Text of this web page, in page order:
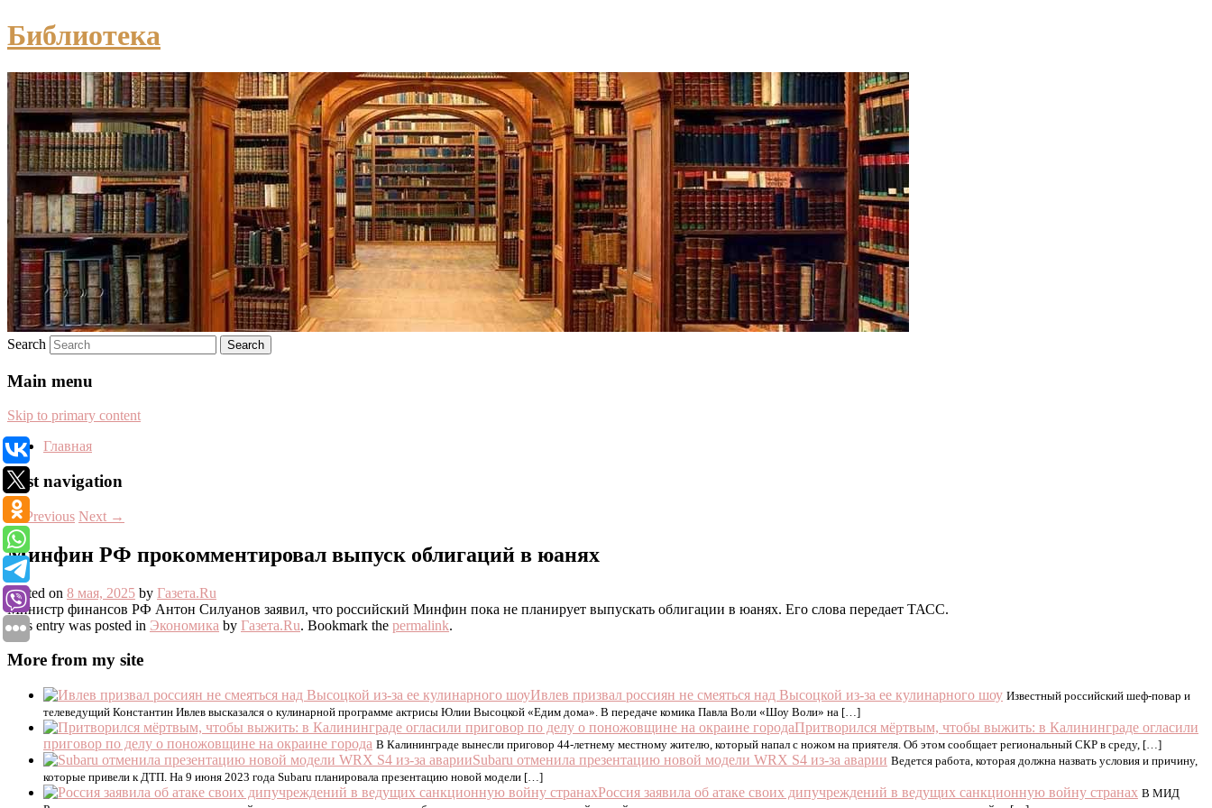
Библиотека
Search
Main menu
Skip to primary content
Главная
Post navigation
←Previous Next →
Минфин РФ прокомментировал выпуск облигаций в юанях
Posted on 8 мая, 2025 by Газета.Ru
Министр финансов РФ Антон Силуанов заявил, что российский Минфин пока не планирует выпускать облигации в юанях. Его слова передает ТАСС.
This entry was posted in Экономика by Газета.Ru. Bookmark the permalink.
More from my site
Ивлев призвал россиян не смеяться над Высоцкой из-за ее кулинарного шоу Известный российский шеф-повар и
телеведущий Константин Ивлев высказался о кулинарной программе актрисы Юлии Высоцкой «Едим дома». В передаче комика Павла Воли «Шоу Воли» на […]
Притворился мёртвым, чтобы выжить: в Калининграде огласили
приговор по делу о поножовщине на окраине города В Калининграде вынесли приговор 44-летнему местному жителю, который напал с ножом на приятеля. Об этом сообщает региональный СКР в среду, […]
Subaru отменила презентацию новой модели WRX S4 из-за аварии Ведется работа, которая должна назвать условия и причину,
которые привели к ДТП. На 9 июня 2023 года Subaru планировала презентацию новой модели […]
Россия заявила об атаке своих дипучреждений в ведущих санкционную войну странах В МИД